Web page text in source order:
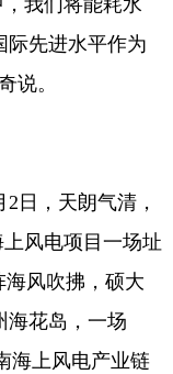
我们将能耗水
际先进水平作为
说。
，天朗气清，
风电项目一场址
海风吹拂，硕大
海花岛，一场
海上风电产业链